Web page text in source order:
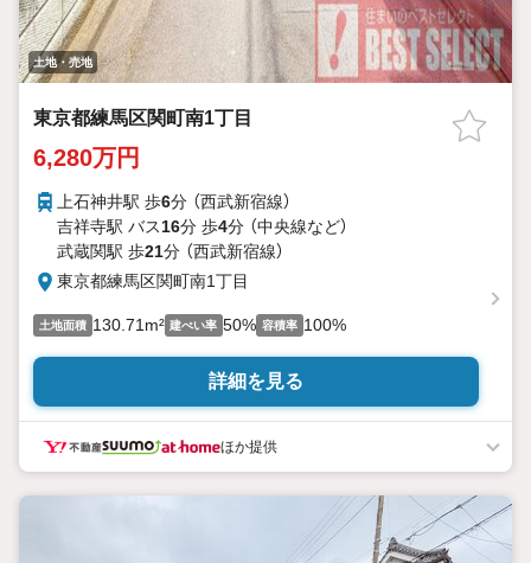
土地・売地
東京都練馬区関町南1丁目
6,280万円
上石神井駅 歩6分 （西武新宿線）
吉祥寺駅 バス16分 歩4分 （中央線など）
武蔵関駅 歩21分 （西武新宿線）
東京都練馬区関町南1丁目
土地面積 130.71m² 建ぺい率 50% 容積率 100%
詳細を見る
ほか提供